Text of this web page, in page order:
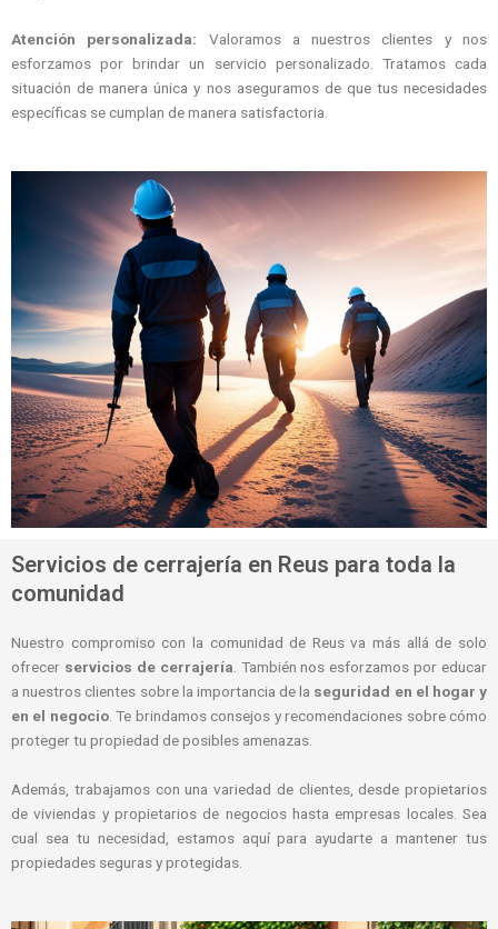
Atención personalizada: Valoramos a nuestros clientes y nos
esforzamos por brindar un servicio personalizado. Tratamos cada
situación de manera única y nos aseguramos de que tus necesidades
específicas se cumplan de manera satisfactoria.
Servicios de cerrajería en Reus para toda la
comunidad
Nuestro compromiso con la comunidad de Reus va más allá de solo
ofrecer servicios de cerrajería . También nos esforzamos por educar
a nuestros clientes sobre la importancia de la seguridad en el hogar y
en el negocio. Te brindamos consejos y recomendaciones sobre cómo
proteger tu propiedad de posibles amenazas.
Además, trabajamos con una variedad de clientes, desde propietarios
de viviendas y propietarios de negocios hasta empresas locales. Sea
cual sea tu necesidad, estamos aquí para ayudarte a mantener tus
propiedades seguras y protegidas.